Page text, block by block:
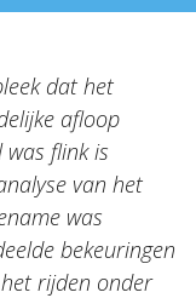
dat het
afloop
flink is
van het
was
bekeuringen
rijden onder